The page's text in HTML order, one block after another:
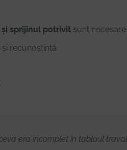
sprijinul potrivitsunt necesare
recunoștință.
era incomplet în tabloul